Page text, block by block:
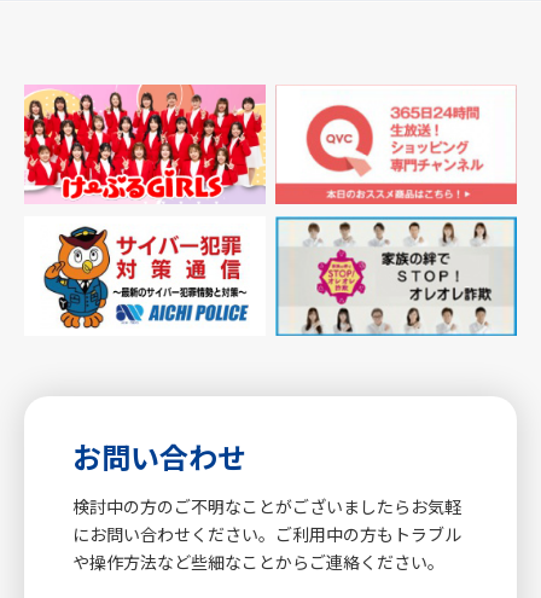
お問い合わせ
検討中の方のご不明なことがございましたらお気軽
にお問い合わせください。ご利用中の方もトラブル
や操作方法など些細なことからご連絡ください。